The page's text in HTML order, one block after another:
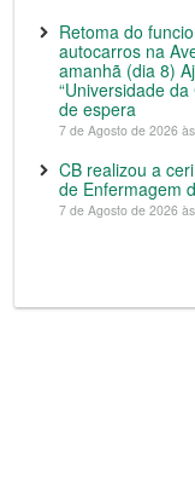
Retoma do
autocarros na
amanhã (dia 8)
“Universidade
de espera
7 de Agosto de 2026
CB realizou a
de Enfermagem
7 de Agosto de 2026